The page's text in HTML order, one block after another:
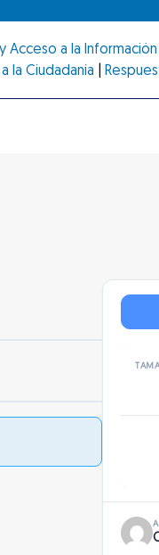
Acceso a la Información
la Ciudadanía